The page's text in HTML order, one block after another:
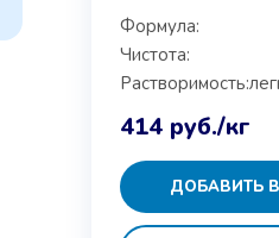
Формула:
Чистота:
Растворимость:
414 руб./кг
ДОБАВИТЬ